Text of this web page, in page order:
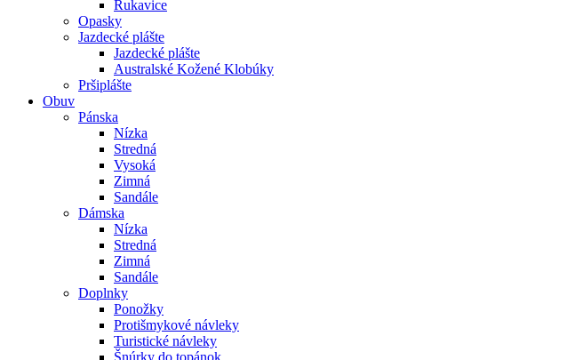
Rukavice
Opasky
Jazdecké plášte
Jazdecké plášte
Australské Kožené Klobúky
Pršiplášte
Obuv
Pánska
Nízka
Stredná
Vysoká
Zimná
Sandále
Dámska
Nízka
Stredná
Zimná
Sandále
Doplnky
Ponožky
Protišmykové návleky
Turistické návleky
Šnúrky do topánok